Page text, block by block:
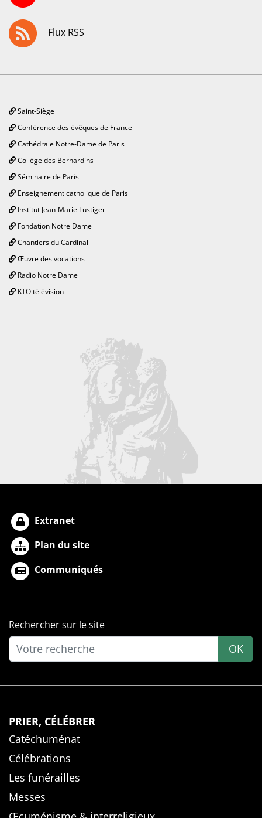
Flux RSS
Saint-Siège
Conférence des évêques de France
Cathédrale Notre-Dame de Paris
Collège des Bernardins
Séminaire de Paris
Enseignement catholique de Paris
Institut Jean-Marie Lustiger
Fondation Notre Dame
Chantiers du Cardinal
Œuvre des vocations
Radio Notre Dame
KTO télévision
Extranet
Plan du site
Communiqués
Rechercher sur le site
OK
PRIER, CÉLÉBRER
Catéchuménat
Célébrations
Les funérailles
Messes